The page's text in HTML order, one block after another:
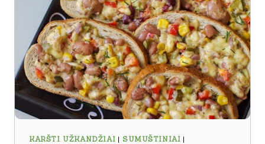
KARŠTI UŽKANDŽIAI | SUMUŠTINIAI |